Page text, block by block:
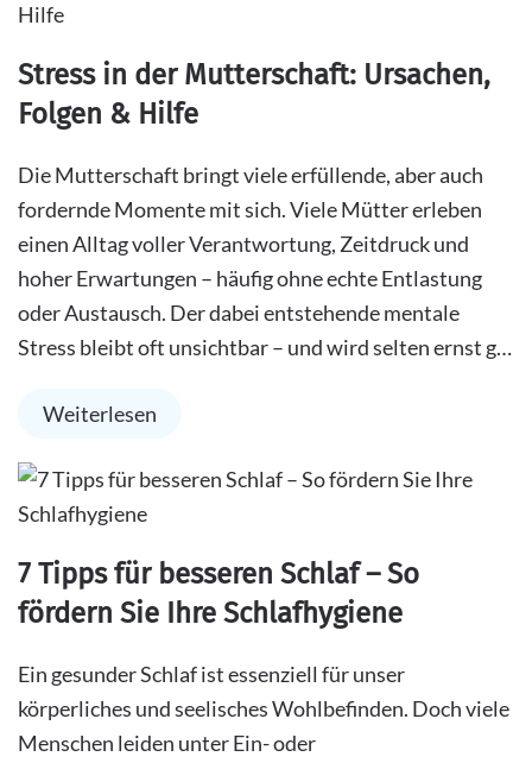
Stress in der Mutterschaft: Ursachen,
Folgen & Hilfe
Die Mutterschaft bringt viele erfüllende, aber auch
fordernde Momente mit sich. Viele Mütter erleben
einen Alltag voller Verantwortung, Zeitdruck und
hoher Erwartungen – häufig ohne echte Entlastung
oder Austausch. Der dabei entstehende mentale
Stress bleibt oft unsichtbar – und wird selten ernst g…
Weiterlesen
7 Tipps für besseren Schlaf – So
fördern Sie Ihre Schlafhygiene
Ein gesunder Schlaf ist essenziell für unser
körperliches und seelisches Wohlbefinden. Doch viele
Menschen leiden unter Ein- oder